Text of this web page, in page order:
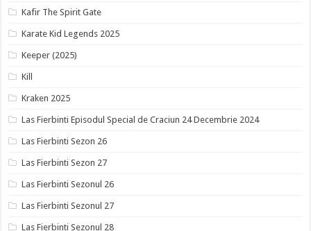
Kafir The Spirit Gate
Karate Kid Legends 2025
Keeper (2025)
Kill
Kraken 2025
Las Fierbinti Episodul Special de Craciun 24 Decembrie 2024
Las Fierbinti Sezon 26
Las Fierbinti Sezon 27
Las Fierbinti Sezonul 26
Las Fierbinti Sezonul 27
Las Fierbinti Sezonul 28